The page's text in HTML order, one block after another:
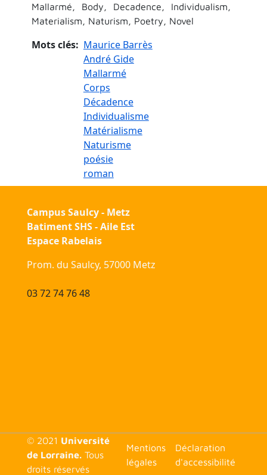
Mallarmé, Body, Decadence, Individualism,
Materialism, Naturism, Poetry, Novel
Mots clés
Maurice Barrès
André Gide
Mallarmé
Corps
Décadence
Individualisme
Matérialisme
Naturisme
poésie
roman
Campus Saulcy - Metz
Batiment SHS - Aile Est
Espace Rabelais
Prom. du Saulcy, 57000 Metz
03 72 74 76 48
© 2021 Université
de Lorraine.Tous
droits réservés
<none>
Mentions
légales
Déclaration
d'accessibilité